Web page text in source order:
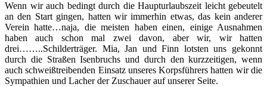
Wenn wir auch bedingt durch die Haupturlaubszeit leicht gebeutelt
an den Start gingen, hatten wir immerhin etwas, das kein anderer
Verein hatte…naja, die meisten haben einen, einige Ausnahmen
haben auch schon mal zwei davon, aber wir, wir hatten
drei……..Schilderträger. Mia, Jan und Finn lotsten uns gekonnt
durch die Straßen Isenbruchs und durch den kurzzeitigen, wenn
auch schweißtreibenden Einsatz unseres Korpsführers hatten wir die
Sympathien und Lacher der Zuschauer auf unserer Seite.